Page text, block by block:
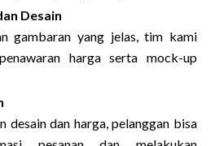
Desain
gambaran yang jelas, tim kami
harga serta mock-up
desain dan harga, pelanggan bisa